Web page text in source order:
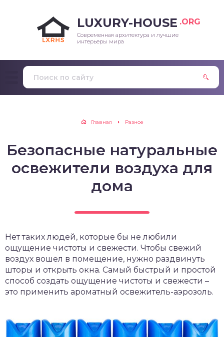
LUXURY-HOUSE .ORG
Современная архитектура и лучшие
интерьеры мира
Главная Разное
Безопасные натуральные
освежители воздуха для
дома
Нет таких людей, которые бы не любили
ощущение чистоты и свежести. Чтобы свежий
воздух вошел в помещение, нужно раздвинуть
шторы и открыть окна. Самый быстрый и простой
способ создать ощущение чистоты и свежести –
это применить ароматный освежитель-аэрозоль.